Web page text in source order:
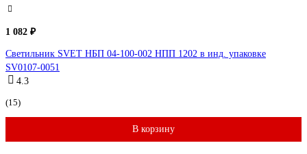
1 082 ₽
Светильник SVET НБП 04-100-002 НПП 1202 в инд. упаковке
SV0107-0051
4.3
(15)
В корзину